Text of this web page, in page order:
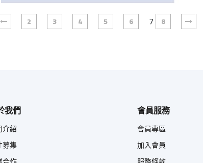
2 3 4 5 6 7 8
我們
紹
集
會員服務
會員專區
加入會員